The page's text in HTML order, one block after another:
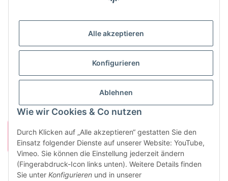
Alle akzeptieren
Konfigurieren
Ablehnen
Wie wir Cookies & Co nutzen
Durch Klicken auf „Alle akzeptieren“ gestatten Sie den
Einsatz folgender Dienste auf unserer Website: YouTube,
Vimeo. Sie können die Einstellung jederzeit ändern
(Fingerabdruck-Icon links unten). Weitere Details finden
Sie unter Konfigurieren und in unserer
Tel: (06825) 499-104
info@king-kao.de
Öffnungszeiten (Mo-Sa.) 9:00 - 19:00
Gesetzliche Informationen